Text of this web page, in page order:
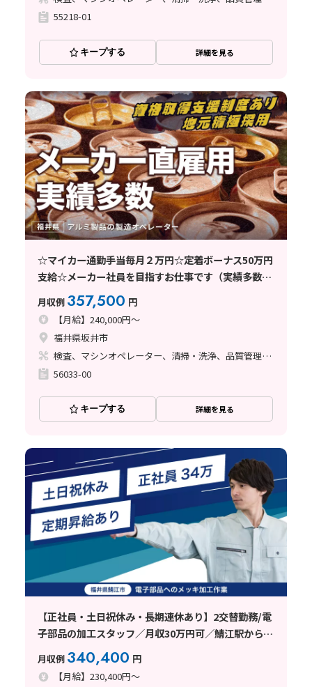
55218-01
キープする 詳細を見る
☆マイカー通勤手当毎月２万円☆定着ボーナス50万円
支給☆メーカー社員を目指すお仕事です（実績多数）
★アルミ製品の製造オペレータ★芦原温泉駅から車で
25分
月収例 357,500 円
【月給】240,000円～
福井県坂井市
検査、マシンオペレーター、清掃・洗浄、品質管理、メンテナンス・保全、フォークリフト、玉掛け・クレーン、鋳造・鍛造、立ち作業、塗装、バリ取り、その他
56033-00
キープする 詳細を見る
【正社員・土日祝休み・長期連休あり】2交替勤務/電
子部品の加工スタッフ／月収30万円可／鯖江駅から10
月収例 340,400 円
【月給】230,400円～